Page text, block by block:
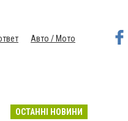
Авто / Мото
ОСТАННІ НОВИНИ